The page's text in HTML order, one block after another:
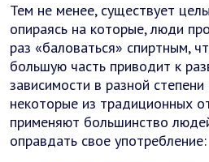
Тем не менее, существует
опираясь на которые, люди
раз «баловаться» спиртным,
большую часть приводит к
зависимости в разной
некоторые из традиционных
применяют большинство
оправдать свое употребление: